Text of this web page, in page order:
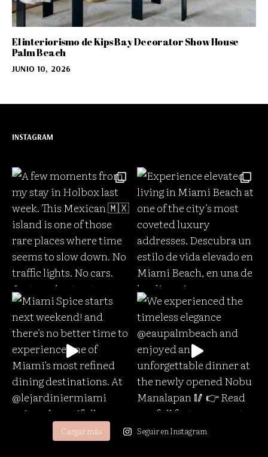
El interiorismo de Kips Bay Decorator Show House
Palm Beach
JUNIO 10, 2026
INSTAGRAM
Cargar más Seguir en Instagram